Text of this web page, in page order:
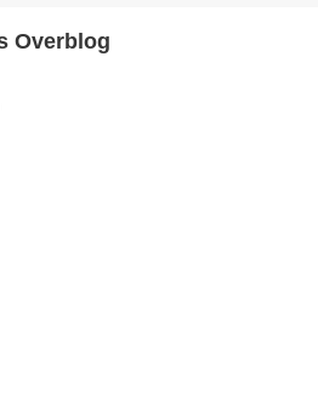
Article publié depuis Overblog